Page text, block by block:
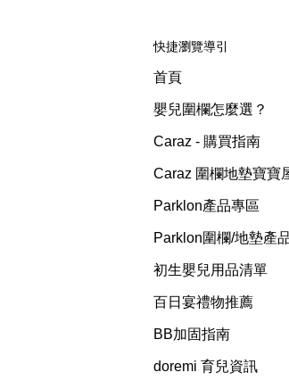
快捷瀏覽導引
首頁
嬰兒圍欄怎麼選？
Caraz - 購買指南
Caraz 圍欄地墊寶寶
Parklon產品專區
Parklon圍欄/地墊產
初生嬰兒用品清單
百日宴禮物推薦
BB加固指南
doremi 育兒資訊